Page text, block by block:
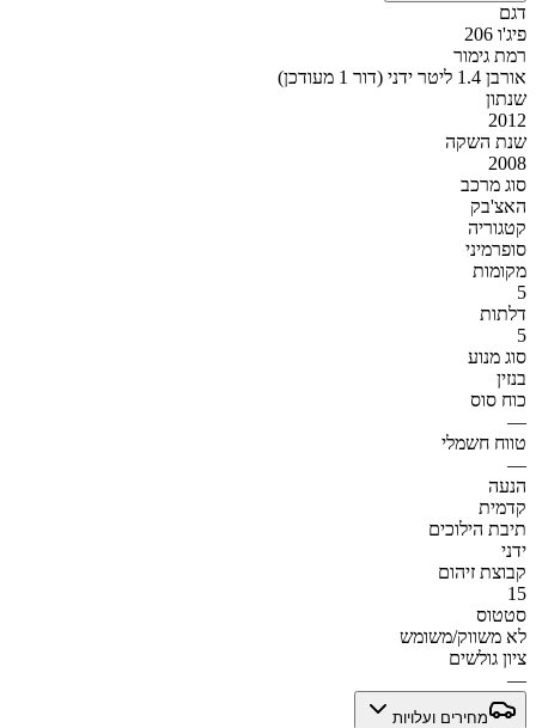
דגם
פיג'ו 206
רמת גימור
אורבן 1.4 ליטר ידני (דור 1 מעודכן)
שנתון
2012
שנת השקה
2008
סוג מרכב
האצ'בק
קטגוריה
סופרמיני
מקומות
5
דלתות
5
סוג מנוע
בנזין
כוח סוס
—
טווח חשמלי
—
הנעה
קדמית
תיבת הילוכים
ידני
קבוצת זיהום
15
סטטוס
לא משווק/משומש
ציון גולשים
—
מחירים ועלויות